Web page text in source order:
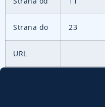
Strana do 23
URL